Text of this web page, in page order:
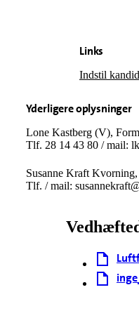
Links
Indstil
Yderligere oplysninger
Lone Kastberg (V),
Tlf. 28 14 43 80 / mail:
Susanne Kraft
Tlf. / mail: